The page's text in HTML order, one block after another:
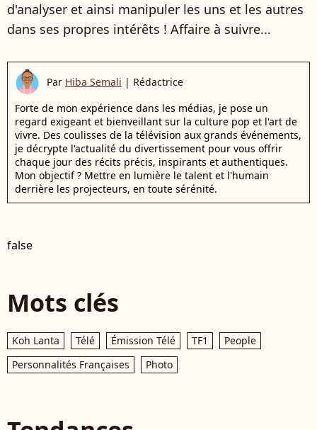
d'analyser et ainsi manipuler les uns et les autres
dans ses propres intérêts ! Affaire à suivre...
Par Hiba Semali | Rédactrice
Forte de mon expérience dans les médias, je pose un
regard exigeant et bienveillant sur la culture pop et l'art de
vivre. Des coulisses de la télévision aux grands événements,
je décrypte l'actualité du divertissement pour vous offrir
chaque jour des récits précis, inspirants et authentiques.
Mon objectif ? Mettre en lumière le talent et l'humain
derrière les projecteurs, en toute sérénité.
false
Mots clés
Koh Lanta Télé Émission Télé TF1
People
Personnalités Françaises
Photo